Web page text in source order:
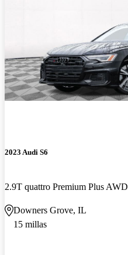
2023 Audi S6
2.9T quattro Premium Plus AWD
Downers Grove, IL
15 millas